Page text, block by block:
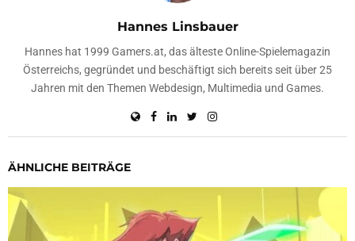
Hannes Linsbauer
Hannes hat 1999 Gamers.at, das älteste Online-Spielemagazin
Österreichs, gegründet und beschäftigt sich bereits seit über 25
Jahren mit den Themen Webdesign, Multimedia und Games.
ÄHNLICHE BEITRÄGE